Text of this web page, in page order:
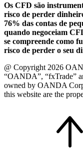
Os CFD são
risco de perder
76% das contas de
quando negoceiam
se compreende como
risco de perder o seu
@ Copyright 2026
“OANDA”, “fxTrade”
owned by OANDA
this website are the